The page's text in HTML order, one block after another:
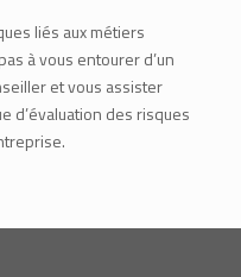
liés aux métiers
à vous entourer d’un
et vous assister
d’évaluation des risques